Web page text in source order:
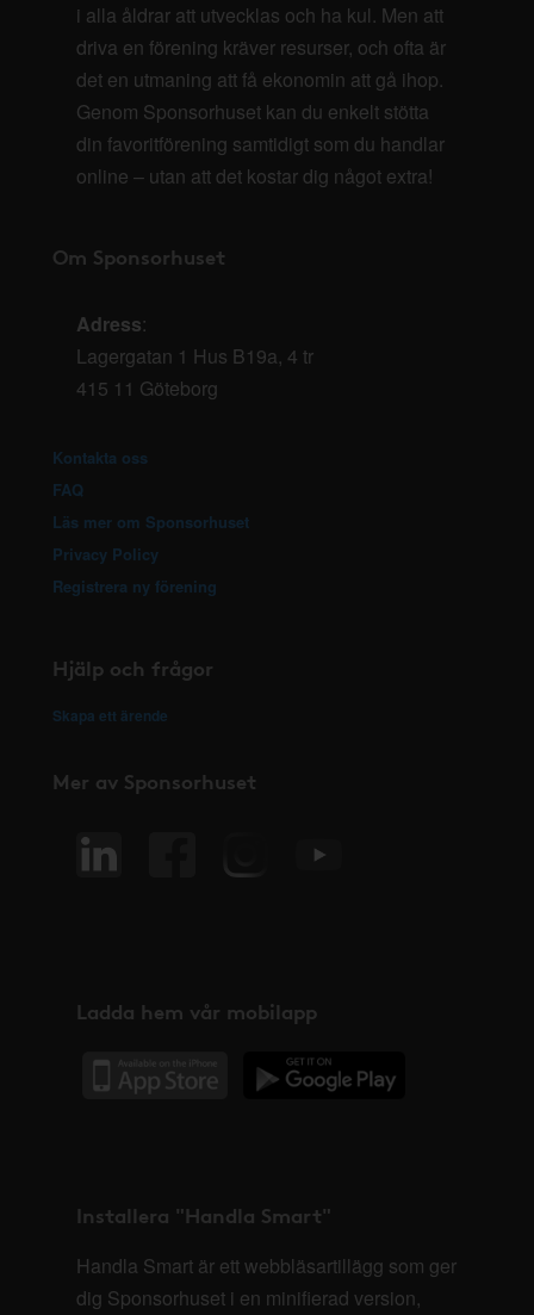
i alla åldrar att utvecklas och ha kul. Men att
driva en förening kräver resurser, och ofta är
det en utmaning att få ekonomin att gå ihop.
Genom Sponsorhuset kan du enkelt stötta
din favoritförening samtidigt som du handlar
online – utan att det kostar dig något extra!
Om Sponsorhuset
Adress:
Lagergatan 1 Hus B19a, 4 tr
415 11 Göteborg
Kontakta oss
FAQ
Läs mer om Sponsorhuset
Privacy Policy
Registrera ny förening
Hjälp och frågor
Skapa ett ärende
Mer av Sponsorhuset
Ladda hem vår mobilapp
Installera "Handla Smart"
Handla Smart är ett webbläsartillägg som ger
dig Sponsorhuset i en minifierad version,